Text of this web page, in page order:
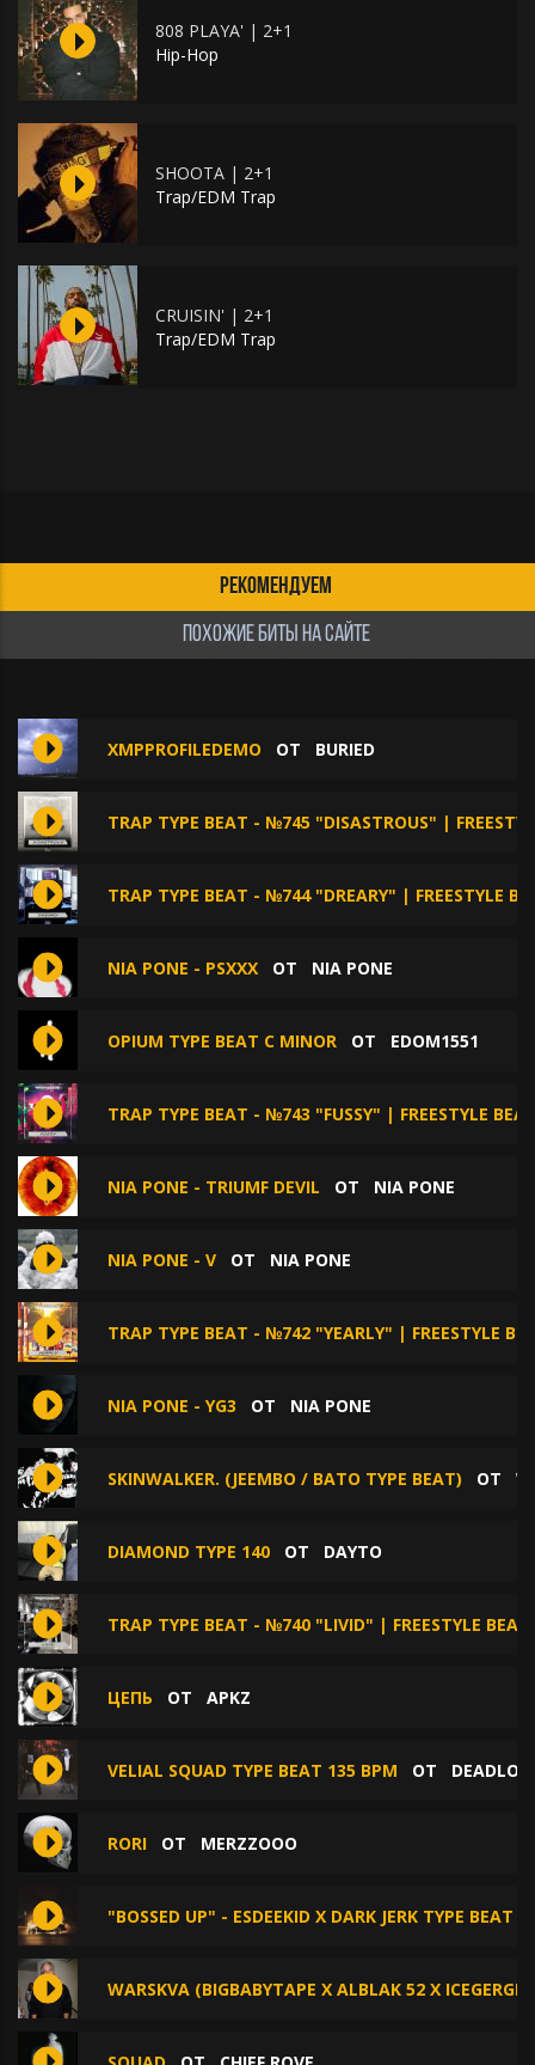
808 PLAYA' | 2+1
Hip-Hop
SHOOTA | 2+1
Trap/EDM Trap
CRUISIN' | 2+1
Trap/EDM Trap
РЕКОМЕНДУЕМ
ПОХОЖИЕ БИТЫ НА САЙТЕ
XMPPROFILEDEMO ОТ BURIED
TRAP TYPE BEAT - №745 "DISASTROUS" |
TRAP TYPE BEAT - №744 "DREARY" | FREESTYLE
NIA PONE - PSXXX ОТ NIA PONE
OPIUM TYPE BEAT C MINOR ОТ EDOM1551
TRAP TYPE BEAT - №743 "FUSSY" | FREESTYLE
NIA PONE - TRIUMF DEVIL ОТ NIA PONE
NIA PONE - V ОТ NIA PONE
TRAP TYPE BEAT - №742 "YEARLY" | FREESTYLE
NIA PONE - YG3 ОТ NIA PONE
SKINWALKER. (JEEMBO / BATO TYPE BEAT) ОТ
DIAMOND TYPE 140 ОТ DAYTO
TRAP TYPE BEAT - №740 "LIVID" | FREESTYLE
ЦЕПЬ ОТ APKZ
VELIAL SQUAD TYPE BEAT 135 BPM ОТ
RORI ОТ MERZZOOO
"BOSSED UP" - ESDEEKID X DARK JERK TYPE BEAT
WARSKVA (BIGBABYTAPE X ALBLAK 52 X